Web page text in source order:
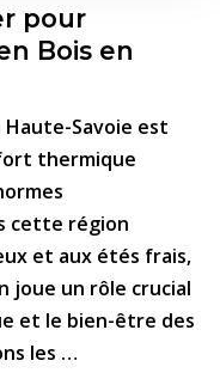
pour
Bois en
Haute-Savoie est
thermique
cette région
et aux étés frais,
joue un rôle crucial
et le bien-être des
les …